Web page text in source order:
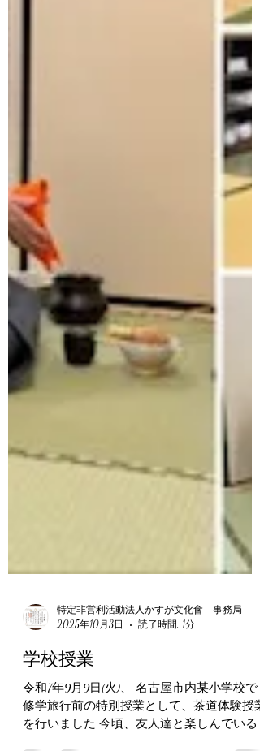
特定非営利活動法人かすが文化會 事務局
2025年10月3日
学校授業
令和7年9月9日(火)、 名古屋市内某小学校で
修学旅行前の特別授業として、茶道体験授業